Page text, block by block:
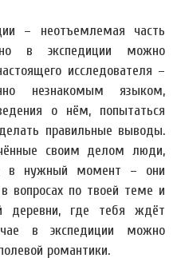
– неотъемлемая часть
в экспедиции можно
исследователя –
незнакомым языком,
о нём, попытаться
правильные выводы.
своим делом люди,
в нужный момент – они
вопросах по твоей теме и
деревни, где тебя ждёт
в экспедиции можно
романтики.